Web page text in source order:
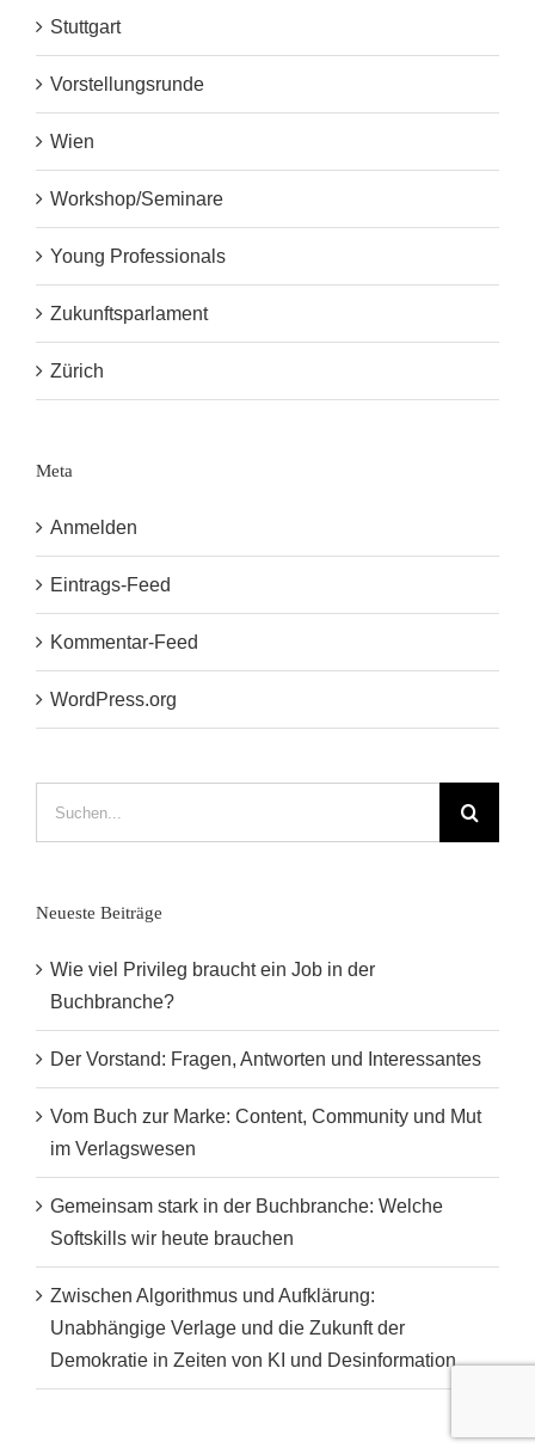
Stuttgart
Vorstellungsrunde
Wien
Workshop/Seminare
Young Professionals
Zukunftsparlament
Zürich
Meta
Anmelden
Eintrags-Feed
Kommentar-Feed
WordPress.org
Neueste Beiträge
Wie viel Privileg braucht ein Job in der
Buchbranche?
Der Vorstand: Fragen, Antworten und Interessantes
Vom Buch zur Marke: Content, Community und Mut
im Verlagswesen
Gemeinsam stark in der Buchbranche: Welche
Softskills wir heute brauchen
Zwischen Algorithmus und Aufklärung:
Unabhängige Verlage und die Zukunft der
Demokratie in Zeiten von KI und Desinformation